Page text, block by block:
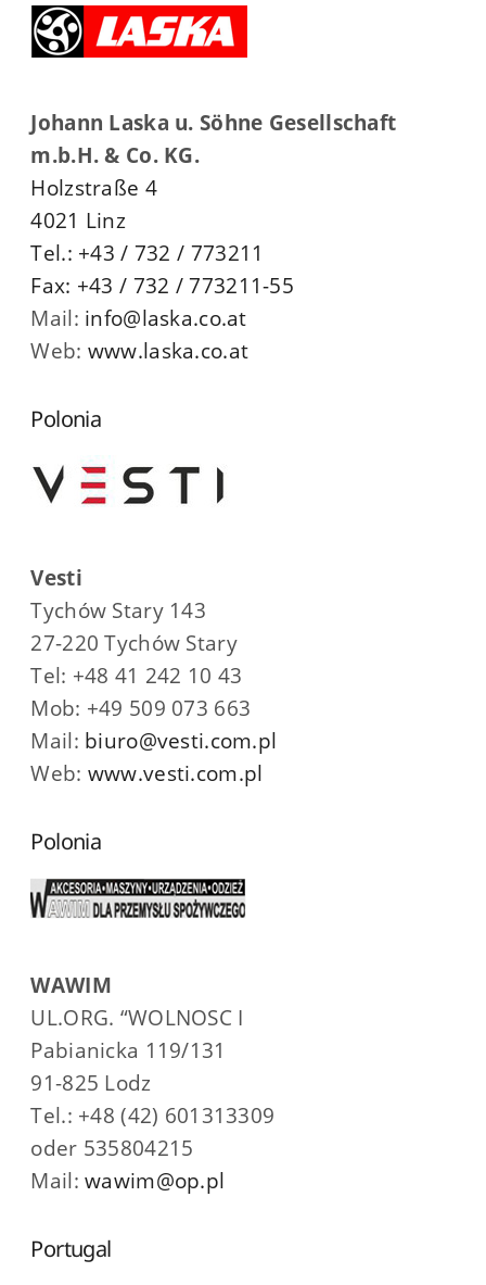
Johann Laska u. Söhne Gesellschaft
m.b.H. & Co. KG.
Holzstraße 4
4021 Linz
Tel.: +43 / 732 / 773211
Fax: +43 / 732 / 773211-55
Mail: info@laska.co.at
Web: www.laska.co.at
Polonia
Vesti
Tychów Stary 143
27-220 Tychów Stary
Tel: +48 41 242 10 43
Mob: +49 509 073 663
Mail: biuro@vesti.com.pl
Web: www.vesti.com.pl
Polonia
WAWIM
UL.ORG. “WOLNOSC I
Pabianicka 119/131
91-825 Lodz
Tel.: +48 (42) 601313309
oder 535804215
Mail:wawim@op.pl
Portugal